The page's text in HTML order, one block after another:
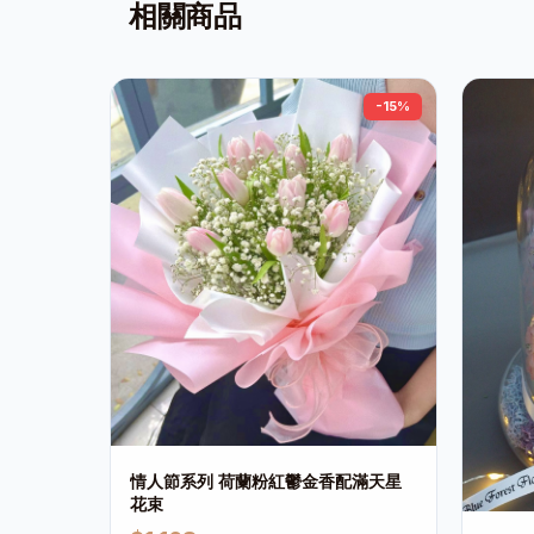
相關商品
-15%
情人節系列 荷蘭粉紅鬱金香配滿天星
花束